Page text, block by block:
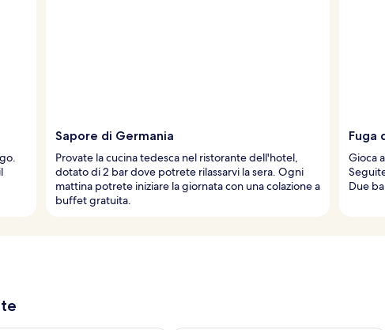
Sapore di Germania
Provate la cucina tedesca nel ristorante dell'hotel,
dotato di 2 bar dove potrete rilassarvi la sera. Ogni
mattina potrete iniziare la giornata con una colazione a
buffet gratuita.
Fuga
Gioca
Due